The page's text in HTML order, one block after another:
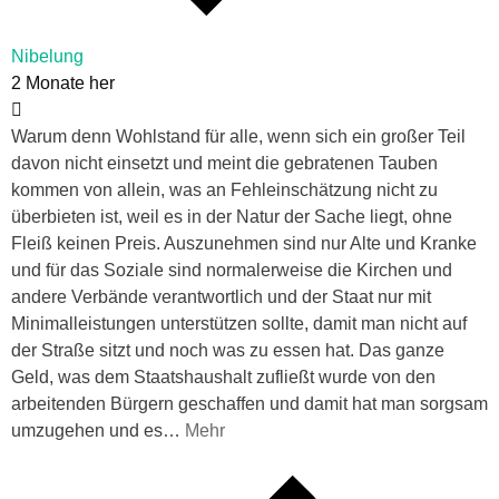
Nibelung
2 Monate her
Warum denn Wohlstand für alle, wenn sich ein großer Teil
davon nicht einsetzt und meint die gebratenen Tauben
kommen von allein, was an Fehleinschätzung nicht zu
überbieten ist, weil es in der Natur der Sache liegt, ohne
Fleiß keinen Preis. Auszunehmen sind nur Alte und Kranke
und für das Soziale sind normalerweise die Kirchen und
andere Verbände verantwortlich und der Staat nur mit
Minimalleistungen unterstützen sollte, damit man nicht auf
der Straße sitzt und noch was zu essen hat. Das ganze
Geld, was dem Staatshaushalt zufließt wurde von den
arbeitenden Bürgern geschaffen und damit hat man sorgsam
umzugehen und es… Mehr